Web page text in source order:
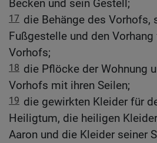
Becken und sein Gestell;
17 die Behänge des Vorhofs,
Fußgestelle und den
Vorhofs;
18 die Pflöcke der Wohnung
Vorhofs mit ihren Seilen;
19 die gewirkten Kleider für
Heiligtum, die heiligen
Aaron und die Kleider seiner